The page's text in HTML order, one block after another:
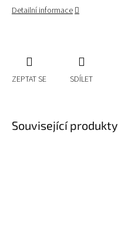
Detailní informace
ZEPTAT SE SDÍLET
Související produkty